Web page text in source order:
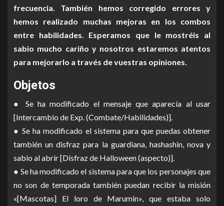
frecuencia. También hemos corregido errores y
hemos realizado muchas mejoras en los combos
entre habilidades. Esperamos que le mostréis al
sabio mucho cariño y nosotros estaremos atentos
para mejorarlo a través de vuestras opiniones.
Objetos
● Se ha modificado el mensaje que aparecía al usar
[Intercambio de Exp. (Combate/Habilidades)].
● Se ha modificado el sistema para que puedas obtener
también un disfraz para la guardiana, hashashin, nova y
sabio al abrir [Disfraz de Halloween (aspecto)].
● Se ha modificado el sistema para que los personajes que
no son de temporada también puedan recibir la misión
«[Mascotas] El loro de Marumin», que estaba solo